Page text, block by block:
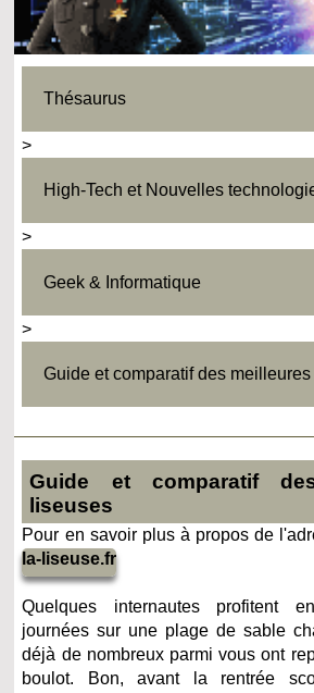
Thésaurus
>
High-Tech et Nouvelles
>
Geek & Informatique
>
Guide et comparatif des
Guide et comparatif
liseuses
Pour en savoir plus à propos de
la-liseuse.fr
Quelques internautes profitent
journées sur une plage de sable
déjà de nombreux parmi vous ont
boulot. Bon, avant la rentrée